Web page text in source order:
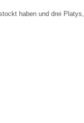
haben und drei Platys,